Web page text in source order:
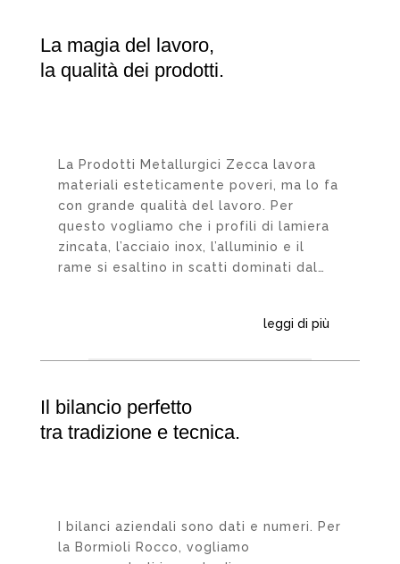
La magia del lavoro,
la qualità dei prodotti.
La Prodotti Metallurgici Zecca lavora
materiali esteticamente poveri, ma lo fa
con grande qualità del lavoro. Per
questo vogliamo che i profili di lamiera
zincata, l’acciaio inox, l’alluminio e il
rame si esaltino in scatti dominati dal…
leggi di più
Il bilancio perfetto
tra tradizione e tecnica.
I bilanci aziendali sono dati e numeri. Per
la Bormioli Rocco, vogliamo